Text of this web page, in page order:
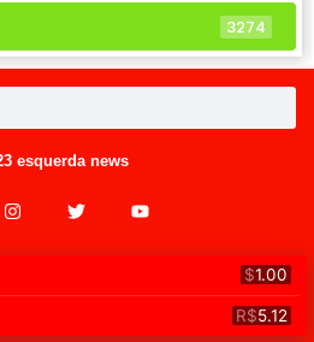
3274
esquerda news